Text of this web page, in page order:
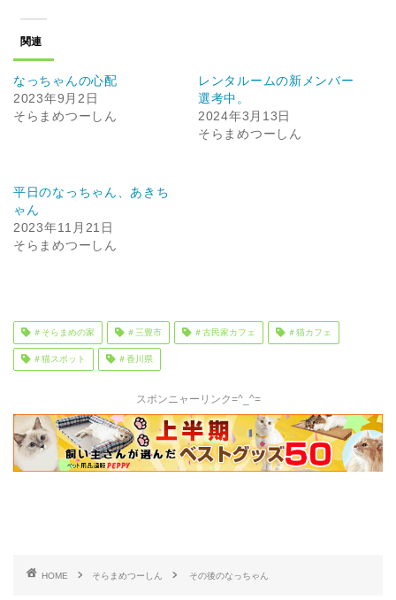
関連
なっちゃんの心配
2023年9月2日
そらまめつーしん
レンタルームの新メンバー
選考中。
2024年3月13日
そらまめつーしん
平日のなっちゃん、あきち
ゃん
2023年11月21日
そらまめつーしん
＃そらまめの家 ＃三豊市 ＃古民家カフェ ＃猫カフェ
＃猫スポット ＃香川県
スポンニャーリンク=^_^=
HOME そらまめつーしん その後のなっちゃん